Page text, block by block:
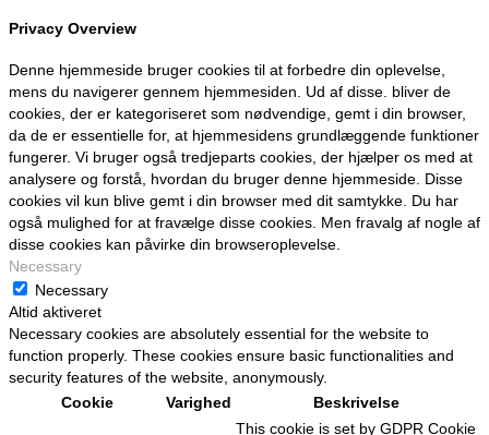
Privacy Overview
Denne hjemmeside bruger cookies til at forbedre din oplevelse,
mens du navigerer gennem hjemmesiden. Ud af disse. bliver de
cookies, der er kategoriseret som nødvendige, gemt i din browser,
da de er essentielle for, at hjemmesidens grundlæggende funktioner
fungerer. Vi bruger også tredjeparts cookies, der hjælper os med at
analysere og forstå, hvordan du bruger denne hjemmeside. Disse
cookies vil kun blive gemt i din browser med dit samtykke. Du har
også mulighed for at fravælge disse cookies. Men fravalg af nogle af
disse cookies kan påvirke din browseroplevelse.
Necessary
Necessary
Altid aktiveret
Necessary cookies are absolutely essential for the website to
function properly. These cookies ensure basic functionalities and
security features of the website, anonymously.
Cookie
Varighed Beskrivelse
This cookie is set by GDPR Cookie